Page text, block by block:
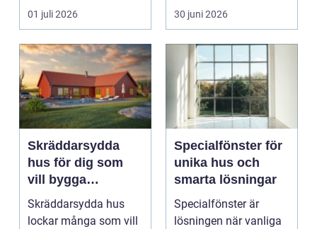
nya färger på
väggarna...
01 juli 2026 30 juni 2026
Skräddarsydda
hus för dig som
vill bygga
personligt och
hållbart
Skräddarsydda hus
lockar många som vill
Specialfönster för
unika hus och
smarta lösningar
Specialfönster är
lösningen när vanliga